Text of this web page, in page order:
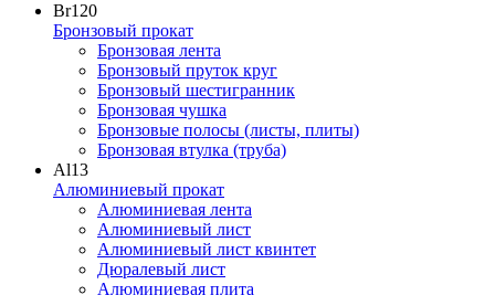
Br120
Бронзовый прокат
Бронзовая лента
Бронзовый пруток круг
Бронзовый шестигранник
Бронзовая чушка
Бронзовые полосы (листы, плиты)
Бронзовая втулка (труба)
Al13
Алюминиевый прокат
Алюминиевая лента
Алюминиевый лист
Алюминиевый лист квинтет
Дюралевый лист
Алюминиевая плита